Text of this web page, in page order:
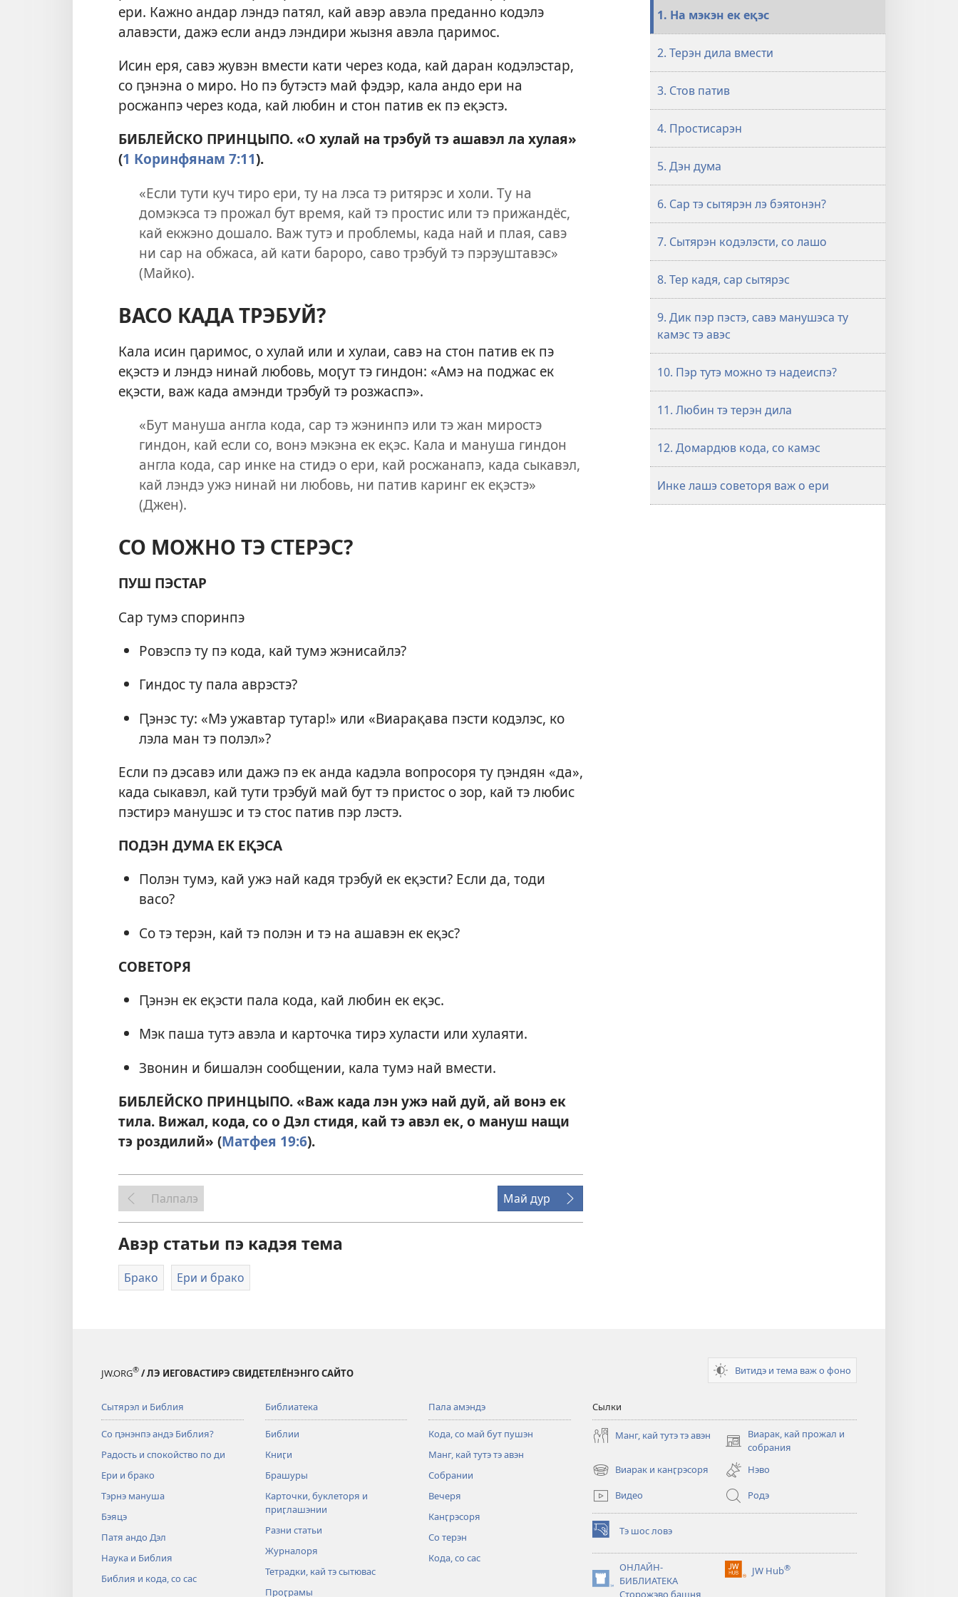
ери. Кажно андар лэндэ патял, кай авэр авэла преданно кодэлэ
алавэсти, дажэ если андэ лэндири жызня авэла ԥаримос.
Исин еря, савэ жувэн вмести кати через кода, кай даран кодэлэстар,
со ԥэнэна о миро. Но пэ бутэстэ май фэдэр, кала андо ери на
росжанпэ через кода, кай любин и стон патив ек пэ еқэстэ.
БИБЛЕЙСКО ПРИНЦЫПО. «О хулай на трэбуй тэ ашавэл ла хулая»
(1 Коринфянам 7:11).
«Если тути куч тиро ери, ту на лэса тэ ритярэс и холи. Ту на
домэкэса тэ прожал бут время, кай тэ простис или тэ прижандёс,
кай екжэно дошало. Важ тутэ и проблемы, када най и плая, савэ
ни сар на обжаса, ай кати бароро, саво трэбуй тэ пэрэуштавэс»
(Майко).
ВАСО КАДА ТРЭБУЙ?
Кала исин ԥаримос, о хулай или и хулаи, савэ на стон патив ек пэ
еқэстэ и лэндэ нинай любовь, моӷут тэ гиндон: «Амэ на поджас ек
еқэсти, важ када амэнди трэбуй тэ розжаспэ».
«Бут мануша англа кода, сар тэ жэнинпэ или тэ жан миростэ
гиндон, кай если со, вонэ мэкэна ек еқэс. Кала и мануша гиндон
англа кода, сар инке на стидэ о ери, кай росжанапэ, када сыкавэл,
кай лэндэ ужэ нинай ни любовь, ни патив каринг ек еқэстэ»
(Джен).
СО МОЖНО ТЭ СТЕРЭС?
ПУШ ПЭСТАР
Сар тумэ споринпэ
Ровэспэ ту пэ кода, кай тумэ жэнисайлэ?
Гиндос ту пала аврэстэ?
Ԥэнэс ту: «Мэ ужавтар тутар!» или «Виарақава пэсти кодэлэс, ко
лэла ман тэ полэл»?
Если пэ дэсавэ или дажэ пэ ек анда кадэла вопросоря ту ԥэндян «да»,
када сыкавэл, кай тути трэбуй май бут тэ пристос о зор, кай тэ любис
пэстирэ манушэс и тэ стос патив пэр лэстэ.
ПОДЭН ДУМА ЕК ЕҚЭСА
Полэн тумэ, кай ужэ най кадя трэбуй ек еқэсти? Если да, тоди
васо?
Со тэ терэн, кай тэ полэн и тэ на ашавэн ек еқэс?
СОВЕТОРЯ
Ԥэнэн ек еқэсти пала кода, кай любин ек еқэс.
Мэк паша тутэ авэла и карточка тирэ хуласти или хулаяти.
Звонин и бишалэн сообщении, кала тумэ най вмести.
БИБЛЕЙСКО ПРИНЦЫПО. «Важ када лэн ужэ най дуй, ай вонэ ек
тила. Вижал, кода, со о Дэл стидя, кай тэ авэл ек, о мануш нащи
тэ роздилий» (Матфея 19:6).
Палпалэ Май дур
Авэр статьи пэ кадэя тема
Брако Ери и брако
савэ
еря
авэна
бахталэ
1. На мэкэн ек еқэс
2. Терэн дила вмести
3. Стов патив
4. Простисарэн
5. Дэн дума
6. Сар тэ сытярэн лэ бэятонэн?
7. Сытярэн кодэлэсти, со лашо
8. Тер кадя, сар сытярэс
9. Дик пэр пэстэ, савэ манушэса ту
камэс тэ авэс
10. Пэр тутэ можно тэ надеиспэ?
11. Любин тэ терэн дила
12. Домардюв кода, со камэс
Инке лашэ советоря важ о ери
JW.ORG® / ЛЭ ИЕГОВАСТИРЭ СВИДЕТЕЛЁНЭНГО САЙТО Витидэ и тема важ о фоно
Сытярэл и Библия
Со ԥэнэнпэ андэ Библия?
Радость и спокойство по ди
Ери и брако
Тэрнэ мануша
Бэяцэ
Патя андо Дэл
Наука и Библия
Библия и кода, со сас
Библиатека
Библии
Книӷи
Брашуры
Карточки, буклеторя и
приӷлашэнии
Разни статьи
Журналоря
Тетрадки, кай тэ сытювас
Проӷрамы
Пала амэндэ
Кода, со май бут пушэн
Манг, кай тутэ тэ авэн
Собрании
Вечеря
Канӷрэсоря
Со терэн
Кода, со сас
Сылки
Манг, кай тутэ тэ авэн
Виарак, кай прожал и
собрания
(открывается
новом
окне)
Виарак и канӷрэсоря
(открывается
в
новом
окне)
Нэво
Видео
Родэ
Тэ шос ловэ
(открывается
в
новом
окне)
ОНЛАЙН-
БИБЛИАТЕКА
Сторожэво башня
(открывается
JW Hub®
(открывается